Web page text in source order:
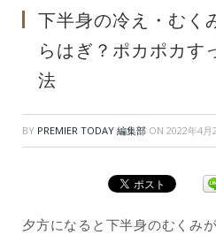
下半身の冷え・むく
らはぎ？ポカポカす
法
BY PREMIER TODAY 編集部 ON 2022年4月
夕方になると下半身のむくみ